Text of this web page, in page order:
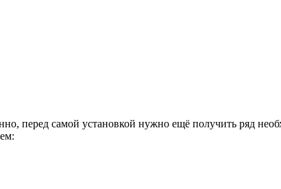
перед самой установкой нужно ещё получить ряд